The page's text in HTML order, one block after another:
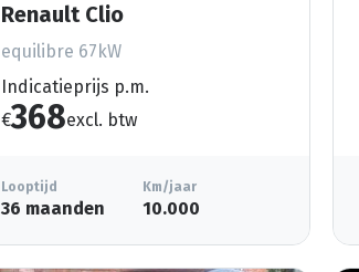
Renault Clio
equilibre 67kW
Indicatieprijs p.m.
€368excl. btw
Looptijd
36 maanden
Km/jaar
10.000